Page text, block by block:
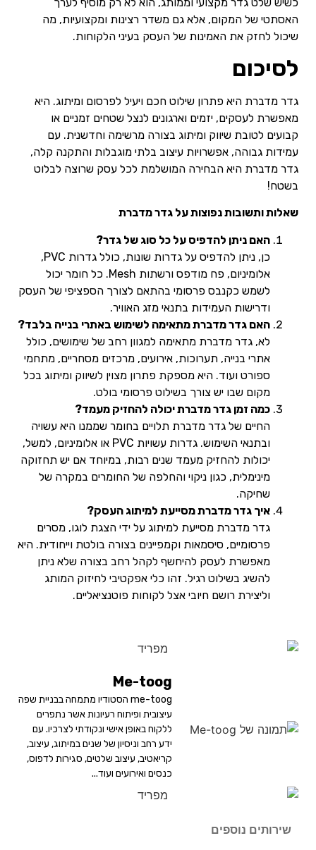
האסתטי של המקום, אלא גם משדר רצינות ומקצועיות, מה
שיכול לחזק את האמינות של העסק בעיני הלקוחות.
לסיכום
גדר מדברת היא פתרון שילוט חכם ויעיל לפרסום ומיתוג. היא
מאפשרת לעסקים, יזמים וארגונים לנצל שטחים זמניים או
קבועים לטובת שיווק ומיתוג בצורה מרשימה וחדשנית. עם
עמידות גבוהה, אפשרויות עיצוב בלתי מוגבלות והתקנה קלה,
גדר מדברת היא הבחירה המושלמת לכל עסק שרוצה לבלוט
בשטח!
שאלות ותשובות נפוצות על גדר מדברת
האם ניתן להדפיס על כל סוג של גדר?
כן, ניתן להדפיס על גדרות שונות, כולל גדרות PVC,
אלומיניום, פח מודפס ורשתות Mesh. כל חומר יכול
לשמש כקנבס פרסומי בהתאם לצורך הספציפי של העסק
ודרישות העמידות בתנאי מזג האוויר.
האם גדר מדברת מתאימה לשימוש באתרי בנייה בלבד?
לא, גדר מדברת מתאימה למגוון רחב של שימושים, כולל
אתרי בנייה, תערוכות, אירועים, מרכזים מסחריים, מתחמי
ספורט ועוד. היא מספקת פתרון מצוין לשיווק ומיתוג בכל
מקום שבו יש צורך בשילוט פרסומי בולט.
כמה זמן גדר מדברת יכולה להחזיק מעמד?
החיים של גדר מדברת תלויים בחומר שממנו היא עשויה
ובתנאי השימוש. גדרות עשויות PVC או אלומיניום, למשל,
יכולות להחזיק מעמד שנים רבות, במיוחד אם יש תחזוקה
מינימלית, כגון ניקוי והחלפה של החומרים במקרה של
שחיקה.
איך גדר מדברת מסייעת למיתוג העסק?
גדר מדברת מסייעת למיתוג על ידי הצגת לוגו, מסרים
פרסומיים, סיסמאות וקמפיינים בצורה בולטת וייחודית. היא
מאפשרת לעסק להיחשף לקהל רחב בצורה שלא ניתן
להשיג בשילוט רגיל. זהו כלי אפקטיבי לחיזוק המותג
וליצירת רושם חיובי אצל לקוחות פוטנציאליים.
Me-toog
me-toog הסטודיו מתמחה בבניית שפה
עיצובית ופיתוח רעיונות אשר נתפרים
ללקוח באופן אישי ונקודתי לצרכיו. עם
ידע רחב וניסיון של שנים במיתוג, עיצוב,
קריאטיב, עיצוב שלטים, סגירות לדפוס,
כנסים ואירועים ועוד...
שירותים נוספים